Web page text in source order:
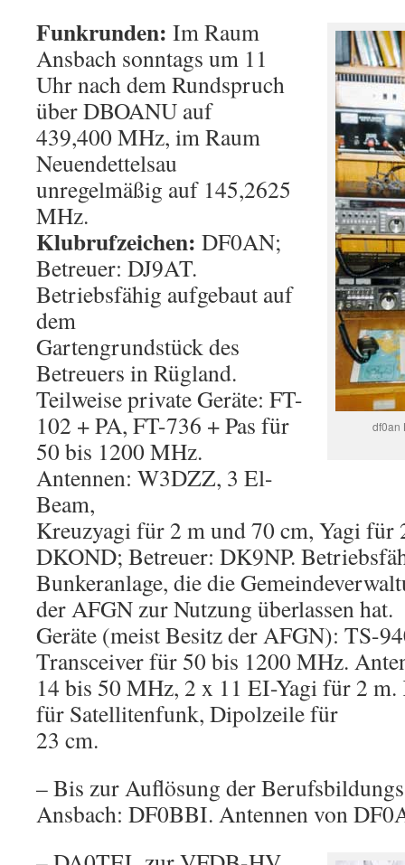
df0an
Funkrunden: Im Raum
Ansbach sonntags um 11
Uhr nach dem Rundspruch
über DBOANU auf
439,400 MHz, im Raum
Neuendettelsau
unregelmäßig auf 145,2625
MHz.
Klubrufzeichen: DF0AN;
Betreuer: DJ9AT.
Betriebsfähig aufgebaut auf
dem
Gartengrundstück des
Betreuers in Rügland.
Teilweise private Geräte: FT-
102 + PA, FT-736 + Pas für
50 bis 1200 MHz.
Antennen: W3DZZ, 3 El-
Beam,
Kreuzyagi für 2 m und 70 cm, Yagi für
DKOND; Betreuer: DK9NP.
Bunkeranlage, die die
der AFGN zur Nutzung überlassen hat.
Geräte (meist Besitz der AFGN): TS-
Transceiver für 50 bis 1200 MHz.
14 bis 50 MHz, 2 x 11 EI-Yagi für 2
für Satellitenfunk, Dipolzeile für
23 cm.
– Bis zur Auflösung der
Ansbach: DF0BBI. Antennen von